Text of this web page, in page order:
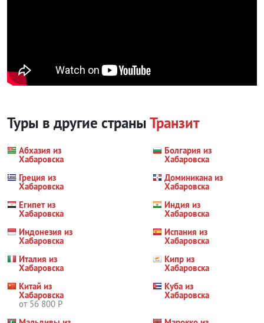
Туры в другие страныТранзит
Абхазия из
Хабаровска
Болгария из
Хабаровска
Греция из
Хабаровска
Доминикана из
Хабаровска
Египет из
Хабаровска
Индия из
Хабаровска
Индонезия из
Хабаровска
Испания из
Хабаровска
Италия из
Хабаровска
Кипр из
Хабаровска
Китай из
Хабаровска
от 56 800 Р
Куба из
Хабаровска